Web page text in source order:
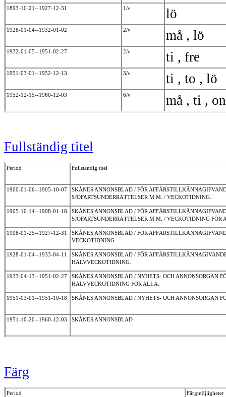
1893-10-21--1927-12-31 1/v lö
1928-01-04--1932-01-02 2/v må , lö
1932-01-05--1951-02-27 2/v ti , fre
1951-03-01--1952-12-13 3/v ti , to , lö
1952-12-15--1960-12-03 6/v må , ti ,
Fullständig titel
Period Fullständig titel
1900-01-06--1905-10-07
SKÅNES ANNONSBLAD / FÖR
SJÖFARTSUNDERRÄTTELSER M.M. / VECKOTIDNING.
1905-10-14--1908-01-18
SKÅNES ANNONSBLAD / FÖR
SJÖFARTSUNDERRÄTTELSER M.M. / VECKOTIDNING FÖR
1908-01-25--1927-12-31
SKÅNES ANNONSBLAD / FÖR
VECKOTIDNING.
1928-01-04--1933-04-11
SKÅNES ANNONSBLAD / FÖR
HALVVECKOTIDNING.
1933-04-13--1951-02-27
SKÅNES ANNONSBLAD / NYHETS- OCH ANNONSORGAN
HALVVECKOTIDNING FÖR ALLA.
1951-03-01--1951-10-18 SKÅNES ANNONSBLAD / NYHETS- OCH ANNONSORGAN
1951-10-20--1960-12-03 SKÅNES ANNONSBLAD
Färg
Period Färgmöjligheter